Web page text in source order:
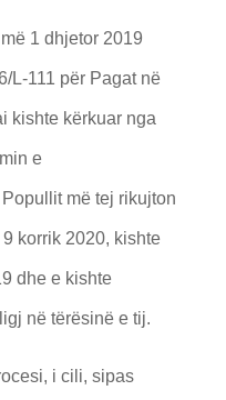
1 dhjetor 2019
L-111 për Pagat në
kishte kërkuar nga
e
më tej rikujton
korrik 2020, kishte
dhe e kishte
në tërësinë e tij.
i cili, sipas